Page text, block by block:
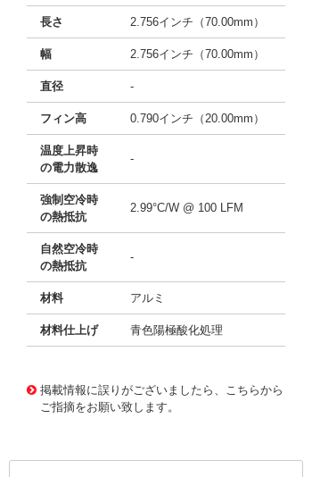
長さ 2.756インチ（70.00mm）
幅 2.756インチ（70.00mm）
直径 -
フィン高 0.790インチ（20.00mm）
温度上昇時
の電力散逸
-
強制空冷時
の熱抵抗
2.99°C/W @ 100 LFM
自然空冷時
の熱抵抗
-
材料 アルミ
材料仕上げ 青色陽極酸化処理
掲載情報に誤りがございましたら、こちらから
ご指摘をお願い致します。